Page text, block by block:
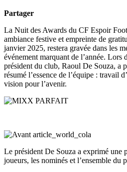
Partager
La Nuit des Awards du CF Espoir
ambiance festive et empreinte de
janvier 2025, restera gravée dans les
événement marquant de l’année. Lors
président du club, Raoul De Souza, a
résumé l’essence de l’équipe : travail
vision pour l’avenir.
Le président De Souza a exprimé une
joueurs, les nominés et l’ensemble du